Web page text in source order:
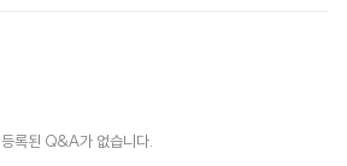
등록된 Q&A가 없습니다.